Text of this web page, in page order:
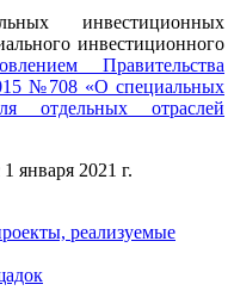
инвестиционных
инвестиционного
Правительства
№708 «О специальных
отдельных отраслей
января 2021 г.
реализуемые